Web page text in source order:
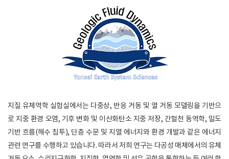
지질 유체역학 실험실에서는 다중상, 반응 거동 및 열 거동 모델링을 기반으
로 지중 환경 오염, 기후 변화 및 이산화탄소 지중 저장, 간헐천 동역학, 밀도
기반 흐름(해수 침투), 단층 수문 및 지열 에너지와 환경 개발과 같은 에너지
관련 연구를 수행하고 있습니다. 따라서 저희 연구는 다공성 매체에서의 유체